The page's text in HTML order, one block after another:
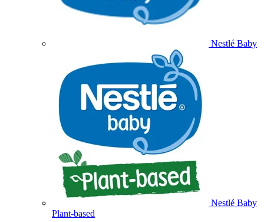
Nestlé Baby
Nestlé Baby
Plant-based